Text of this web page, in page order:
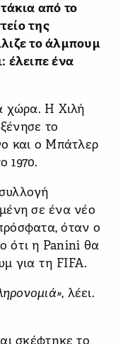
από το
της
το άλμπουμ
έλειπε ένα
χώρα. Η Χιλή
το
και ο Μπάτλερ
1970.
σε ένα νέο
όταν ο
ότι η Panini θα
για τη FIFA.
, λέει.